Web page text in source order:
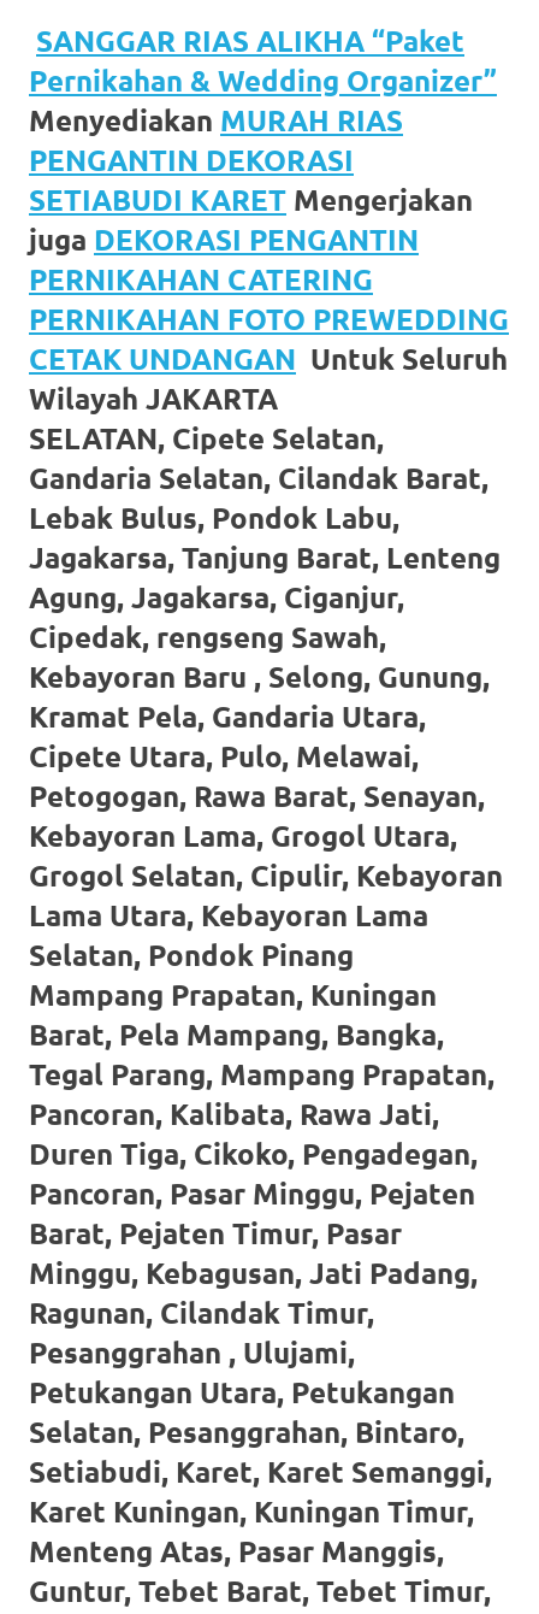
favorite
replica
watches.
24
Hours
Online
replica
rolex.
Discover
More
Here
loanswatches.com.
Wiht
80%
Discount
replica
watches .
click
fake
watches.
Get
the
facts
https://www.stockswatches.com
anchor
https://
check
this
link
right
here
now
https://www.domainwatches.com
visit
SANGGAR RIAS ALIKHA “Paket
Pernikahan & Wedding Organizer”
Menyediakan MURAH RIAS
PENGANTIN DEKORASI
SETIABUDI KARET Mengerjakan
juga DEKORASI PENGANTIN
PERNIKAHAN CATERING
PERNIKAHAN FOTO PREWEDDING
CETAK UNDANGAN Untuk Seluruh
Wilayah JAKARTA
SELATAN, Cipete Selatan,
Gandaria Selatan, Cilandak Barat,
Lebak Bulus, Pondok Labu,
Jagakarsa, Tanjung Barat, Lenteng
Agung, Jagakarsa, Ciganjur,
Cipedak, rengseng Sawah,
Kebayoran Baru , Selong, Gunung,
Kramat Pela, Gandaria Utara,
Cipete Utara, Pulo, Melawai,
Petogogan, Rawa Barat, Senayan,
Kebayoran Lama, Grogol Utara,
Grogol Selatan, Cipulir, Kebayoran
Lama Utara, Kebayoran Lama
Selatan, Pondok Pinang
Mampang Prapatan, Kuningan
Barat, Pela Mampang, Bangka,
Tegal Parang, Mampang Prapatan,
Pancoran, Kalibata, Rawa Jati,
Duren Tiga, Cikoko, Pengadegan,
Pancoran, Pasar Minggu, Pejaten
Barat, Pejaten Timur, Pasar
Minggu, Kebagusan, Jati Padang,
Ragunan, Cilandak Timur,
Pesanggrahan , Ulujami,
Petukangan Utara, Petukangan
Selatan, Pesanggrahan, Bintaro,
Setiabudi, Karet, Karet Semanggi,
Karet Kuningan, Kuningan Timur,
Menteng Atas, Pasar Manggis,
Guntur, Tebet Barat, Tebet Timur,